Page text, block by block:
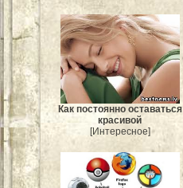
Как постоянно оставаться
красивой
[Интересное]